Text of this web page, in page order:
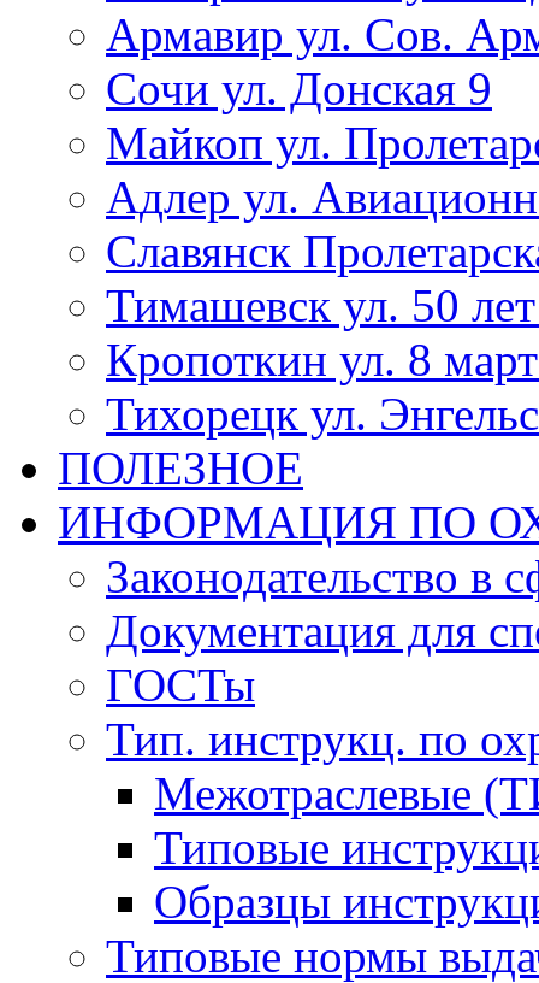
Армавир ул. Сов.
Сочи ул. Донская 9
Майкоп ул.
Адлер ул.
Славянск
Тимашевск ул. 50
Кропоткин ул. 8
Тихорецк ул.
ПОЛЕЗНОЕ
ИНФОРМАЦИЯ ПО
Законодательство в
Документация для
ГОСТы
Тип. инструкц. по
Межотраслевые
Типовые
Образцы
Типовые нормы